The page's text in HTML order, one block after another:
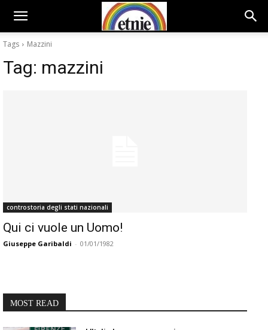
Tags Mazzini
Tag: mazzini
controstoria degli stati nazionali
Qui ci vuole un Uomo!
Giuseppe Garibaldi - 01/01/1982
MOST READ